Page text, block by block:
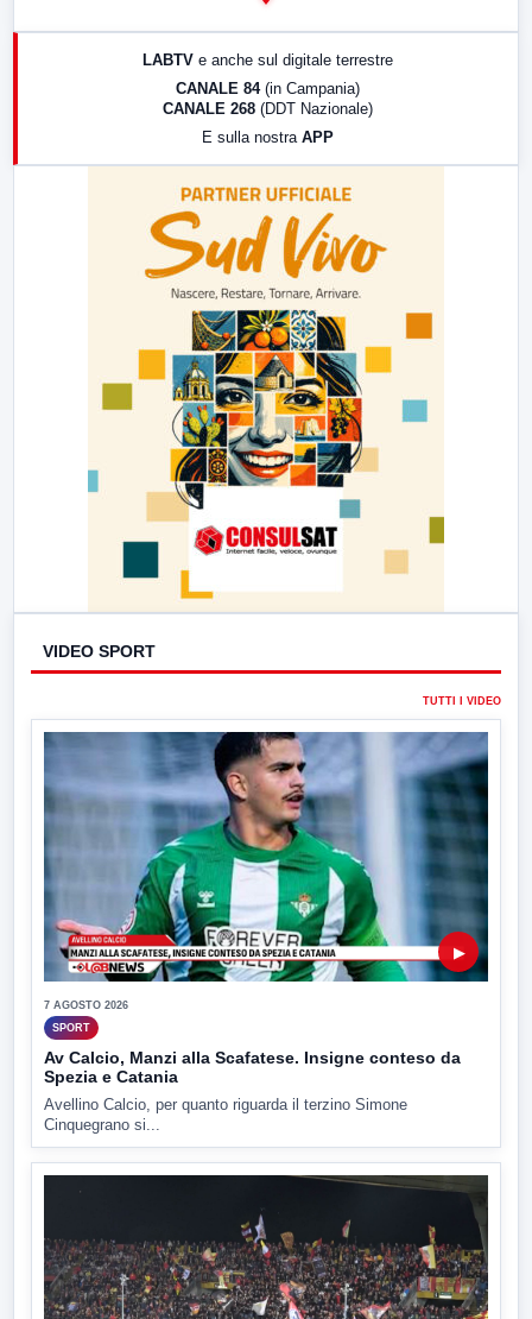
LABTV e anche sul digitale terrestre
CANALE 84 (in Campania)
CANALE 268 (DDT Nazionale)
E sulla nostra APP
VIDEO SPORT
TUTTI I VIDEO
▶
7 AGOSTO 2026
SPORT
Av Calcio, Manzi alla Scafatese. Insigne conteso da
Spezia e Catania
Avellino Calcio, per quanto riguarda il terzino Simone
Cinquegrano si...